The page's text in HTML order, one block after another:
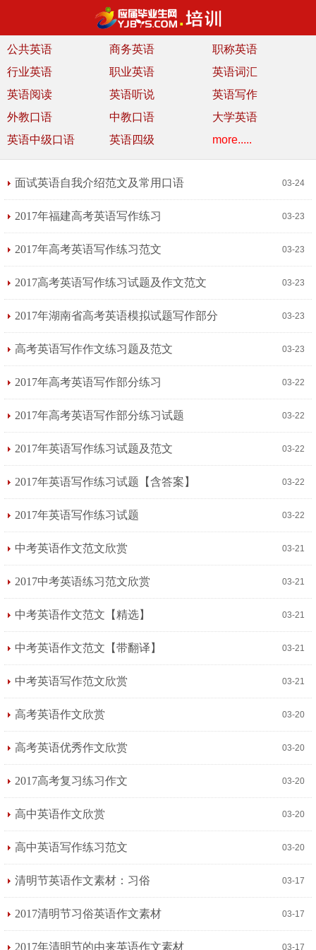
公共英语 商务英语
职称英语
行业英语
职业英语
英语词汇
英语阅读
英语听说
英语写作
外教口语
中教口语
大学英语
英语中级口语
英语四级 more.....
面试英语自我介绍范文及常用口语 03-24
2017年福建高考英语写作练习 03-23
2017年高考英语写作练习范文 03-23
2017高考英语写作练习试题及作文范文 03-23
2017年湖南省高考英语模拟试题写作部分 03-23
高考英语写作作文练习题及范文 03-23
2017年高考英语写作部分练习 03-22
2017年高考英语写作部分练习试题 03-22
2017年英语写作练习试题及范文 03-22
2017年英语写作练习试题【含答案】 03-22
2017年英语写作练习试题 03-22
中考英语作文范文欣赏 03-21
2017中考英语练习范文欣赏 03-21
中考英语作文范文【精选】 03-21
中考英语作文范文【带翻译】 03-21
中考英语写作范文欣赏 03-21
高考英语作文欣赏 03-20
高考英语优秀作文欣赏 03-20
2017高考复习练习作文 03-20
高中英语作文欣赏 03-20
高中英语写作练习范文 03-20
清明节英语作文素材：习俗 03-17
2017清明节习俗英语作文素材 03-17
2017年清明节的由来英语作文素材 03-17